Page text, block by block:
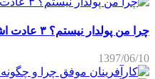
چرا من پولدار نیستم؟ ۳ عادت اشتباه مانع پولدار شدن
1397/06/10